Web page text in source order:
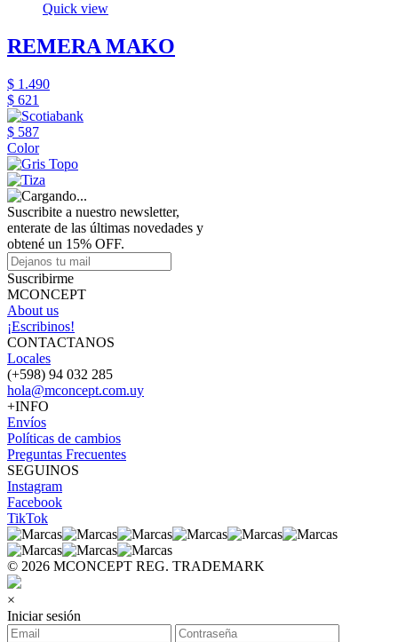
Quick view
REMERA MAKO
$ 1.490
$ 621
$ 587
Color
Suscribite a nuestro newsletter,
enterate de las últimas novedades y
obtené un 15% OFF.
Suscribirme
MCONCEPT
About us
¡Escribinos!
CONTACTANOS
Locales
(+598) 94 032 285
hola@mconcept.com.uy
+INFO
Envíos
Políticas de cambios
Preguntas Frecuentes
SEGUINOS
Instagram
Facebook
TikTok
© 2026 MCONCEPT REG. TRADEMARK
×
Iniciar sesión